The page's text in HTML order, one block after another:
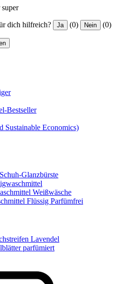
dich hilfreich? Ja (0) Nein (0)
Bestseller
Sustainable Economics)
Glanzbürste
Weißwäsche
Flüssig Parfümfrei
Lavendel
parfümiert